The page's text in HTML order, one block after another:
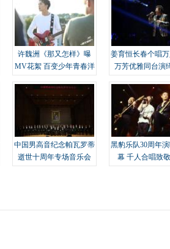
许魏洲《那又怎样》曝
MV花絮 百变少年青春洋
姜育恒长春个唱
万芳优雅同台演
中国男高音纪念帕瓦罗蒂
逝世十周年专场音乐会
黑豹乐队30周年
幕 千人合唱致